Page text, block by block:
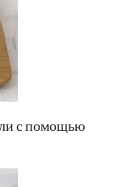
с помощью